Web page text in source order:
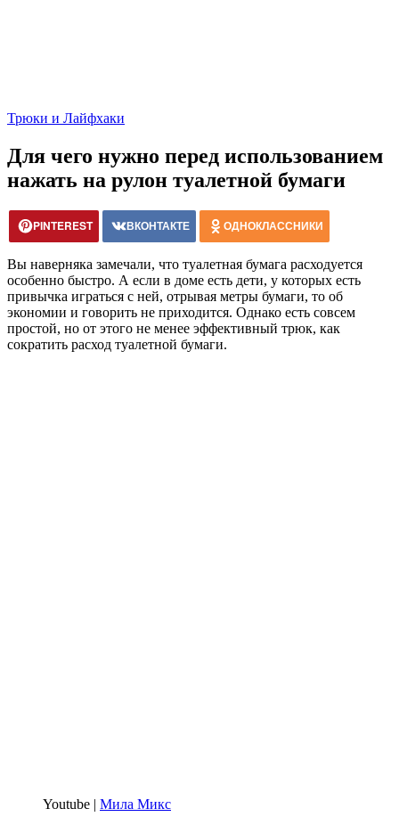
Трюки и Лайфхаки
Для чего нужно перед использованием
нажать на рулон туалетной бумаги
PINTEREST ВКОНТАКТЕ ОДНОКЛАССНИКИ
Вы наверняка замечали, что туалетная бумага расходуется
особенно быстро. А если в доме есть дети, у которых есть
привычка играться с ней, отрывая метры бумаги, то об
экономии и говорить не приходится. Однако есть совсем
простой, но от этого не менее эффективный трюк, как
сократить расход туалетной бумаги.
Youtube | Мила Микс